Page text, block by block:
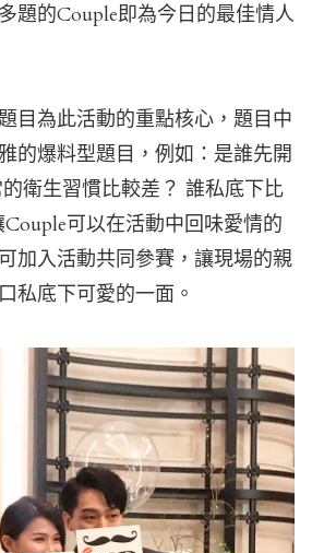
題的Couple即為今日的最佳情人
目為此活動的重點核心，題目中
的爆料型題目，例如：是誰先開
衛生習慣比較差？ 誰私底下比
可以在活動中回味愛情的
加入活動共同參賽，讓現場的親
私底下可愛的一面。